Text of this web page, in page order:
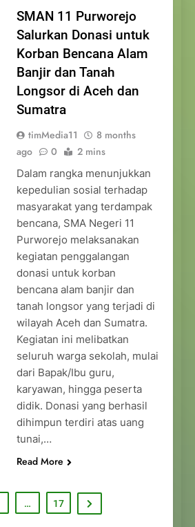
SMAN 11 Purworejo
Salurkan Donasi untuk
Korban Bencana Alam
Banjir dan Tanah
Longsor di Aceh dan
Sumatra
timMedia11
8 months
ago
0 2 mins
Dalam rangka menunjukkan
kepedulian sosial terhadap
masyarakat yang terdampak
bencana, SMA Negeri 11
Purworejo melaksanakan
kegiatan penggalangan
donasi untuk korban
bencana alam banjir dan
tanah longsor yang terjadi di
wilayah Aceh dan Sumatra.
Kegiatan ini melibatkan
seluruh warga sekolah, mulai
dari Bapak/Ibu guru,
karyawan, hingga peserta
didik. Donasi yang berhasil
dihimpun terdiri atas uang
tunai,…
Read More
… 17